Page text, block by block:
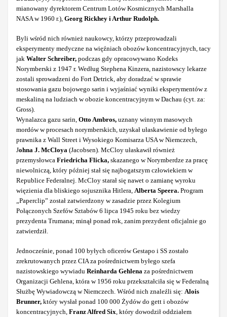
mianowany dyrektorem Centrum Lotów Kosmicznych Marshalla
NASA w 1960 r.), Georg Rickhey i Arthur Rudolph.
Byli wśród nich również naukowcy, którzy przeprowadzali
eksperymenty medyczne na więźniach obozów koncentracyjnych, tacy
jak Walter Schreiber, podczas gdy opracowywano Kodeks
Norymberski z 1947 r. Według Stephena Kinzera, nazistowscy lekarze
zostali sprowadzeni do Fort Detrick, aby doradzać w sprawie
stosowania gazu bojowego sarin i wyjaśniać wyniki eksperymentów z
meskaliną na ludziach w obozie koncentracyjnym w Dachau (cyt. za:
Gross).
Wynalazca gazu sarin, Otto Ambros, uznany winnym masowych
mordów w procesach norymberskich, uzyskał ułaskawienie od byłego
prawnika z Wall Street i Wysokiego Komisarza USA w Niemczech,
Johna J. McCloya (Jacobsen). McCloy ułaskawił również
przemysłowca Friedricha Flicka, skazanego w Norymberdze za pracę
niewolniczą, który później stał się najbogatszym człowiekiem w
Republice Federalnej. McCloy starał się nawet o zamianę wyroku
więzienia dla bliskiego sojusznika Hitlera, Alberta Speera. Program
„Paperclip” został zatwierdzony w zasadzie przez Kolegium
Połączonych Szefów Sztabów 6 lipca 1945 roku bez wiedzy
prezydenta Trumana; minął ponad rok, zanim prezydent oficjalnie go
zatwierdził.
Jednocześnie, ponad 100 byłych oficerów Gestapo i SS zostało
zrekrutowanych przez CIA za pośrednictwem byłego szefa
nazistowskiego wywiadu Reinharda Gehlena za pośrednictwem
Organizacji Gehlena, która w 1956 roku przekształciła się w Federalną
Służbę Wywiadowczą w Niemczech. Wśród nich znaleźli się: Alois
Brunner, który wysłał ponad 100 000 Żydów do gett i obozów
koncentracyjnych, Franz Alfred Six , który dowodził oddziałem